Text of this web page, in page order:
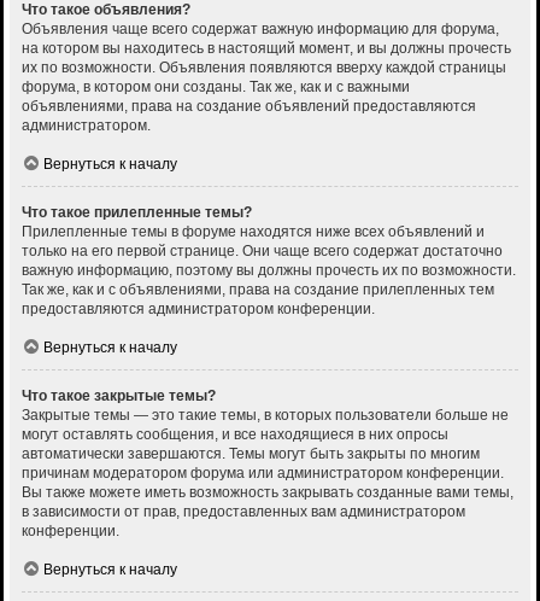
Что такое объявления?
Объявления чаще всего содержат важную информацию для форума,
на котором вы находитесь в настоящий момент, и вы должны прочесть
их по возможности. Объявления появляются вверху каждой страницы
форума, в котором они созданы. Так же, как и с важными
объявлениями, права на создание объявлений предоставляются
администратором.
Вернуться к началу
Что такое прилепленные темы?
Прилепленные темы в форуме находятся ниже всех объявлений и
только на его первой странице. Они чаще всего содержат достаточно
важную информацию, поэтому вы должны прочесть их по возможности.
Так же, как и с объявлениями, права на создание прилепленных тем
предоставляются администратором конференции.
Вернуться к началу
Что такое закрытые темы?
Закрытые темы — это такие темы, в которых пользователи больше не
могут оставлять сообщения, и все находящиеся в них опросы
автоматически завершаются. Темы могут быть закрыты по многим
причинам модератором форума или администратором конференции.
Вы также можете иметь возможность закрывать созданные вами темы,
в зависимости от прав, предоставленных вам администратором
конференции.
Вернуться к началу